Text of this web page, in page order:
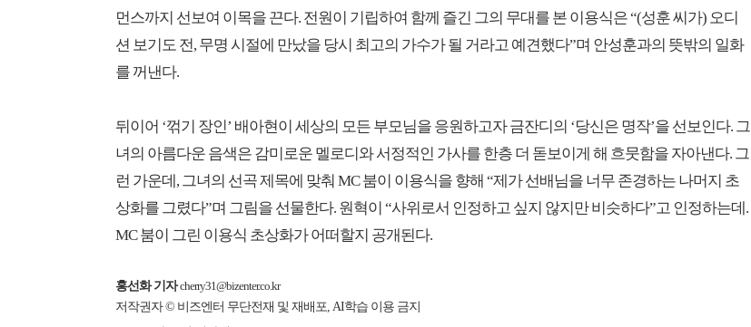
먼스까지 선보여 이목을 끈다. 전원이 기립하여 함께 즐긴 그의 무대를 본 이용식은 “(성훈 씨가) 오디
션 보기도 전, 무명 시절에 만났을 당시 최고의 가수가 될 거라고 예견했다”며 안성훈과의 뜻밖의 일화
를 꺼낸다.
뒤이어 ‘꺾기 장인’ 배아현이 세상의 모든 부모님을 응원하고자 금잔디의 ‘당신은 명작’을 선보인다. 그
녀의 아름다운 음색은 감미로운 멜로디와 서정적인 가사를 한층 더 돋보이게 해 흐뭇함을 자아낸다. 그
런 가운데, 그녀의 선곡 제목에 맞춰 MC 붐이 이용식을 향해 “제가 선배님을 너무 존경하는 나머지 초
상화를 그렸다”며 그림을 선물한다. 원혁이 “사위로서 인정하고 싶지 않지만 비슷하다”고 인정하는데.
MC 붐이 그린 이용식 초상화가 어떠할지 공개된다.
홍선화 기자 cherry31@bizenter.co.kr
저작권자 © 비즈엔터 무단전재 및 재배포, AI학습 이용 금지